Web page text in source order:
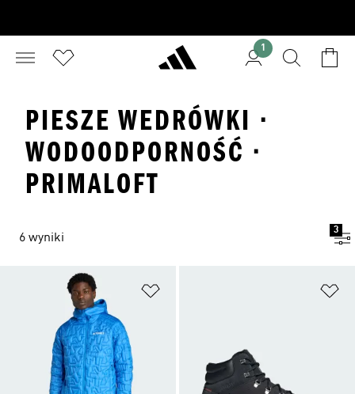
1
PIESZE WEDRÓWKI ·
WODOODPORNOŚĆ ·
PRIMALOFT
6 wyniki
3